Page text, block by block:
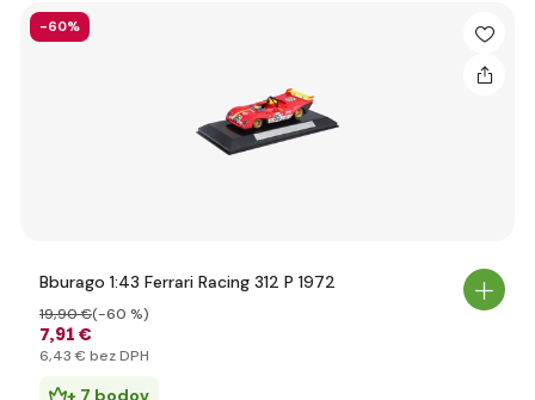
-60%
Bburago 1:43 Ferrari Racing 312 P 1972
7,91 €
19,90 €(-60 %)
6,43 € bez DPH
+ 7 bodov